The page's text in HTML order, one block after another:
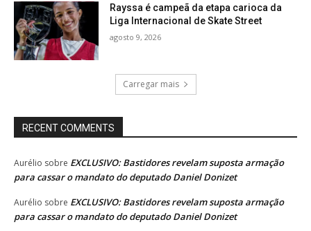
Rayssa é campeã da etapa carioca da
Liga Internacional de Skate Street
agosto 9, 2026
Carregar mais
RECENT COMMENTS
Aurélio sobre EXCLUSIVO: Bastidores revelam suposta armação
para cassar o mandato do deputado Daniel Donizet
Aurélio sobre EXCLUSIVO: Bastidores revelam suposta armação
para cassar o mandato do deputado Daniel Donizet